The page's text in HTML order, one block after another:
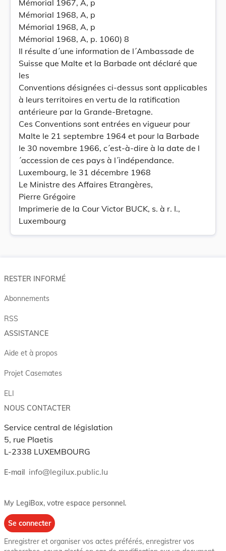
Mémorial 1967, A, p
Mémorial 1968, A, p
Mémorial 1968, A, p
Mémorial 1968, A, p. 1060) 8
Il résulte d´une information de l´Ambassade de
Suisse que Malte et la Barbade ont déclaré que
les
Conventions désignées ci-dessus sont applicables
à leurs territoires en vertu de la ratification
antérieure par la Grande-Bretagne.
Ces Conventions sont entrées en vigueur pour
Malte le 21 septembre 1964 et pour la Barbade
le 30 novembre 1966, c´est-à-dire à la date de l
´accession de ces pays à l´indépendance.
Luxembourg, le 31 décembre 1968
Le Ministre des Affaires Etrangères,
Pierre Grégoire
Imprimerie de la Cour Victor BUCK, s. à r. I.,
Luxembourg
RESTER INFORMÉ
Abonnements
RSS
ASSISTANCE
Aide et à propos
Projet Casemates
ELI
NOUS CONTACTER
Service central de législation
5, rue Plaetis
L-2338 LUXEMBOURG
E-mail info@legilux.public.lu
My LegiBox, votre espace personnel.
Se connecter
Enregistrer et organiser vos actes préférés, enregistrer vos